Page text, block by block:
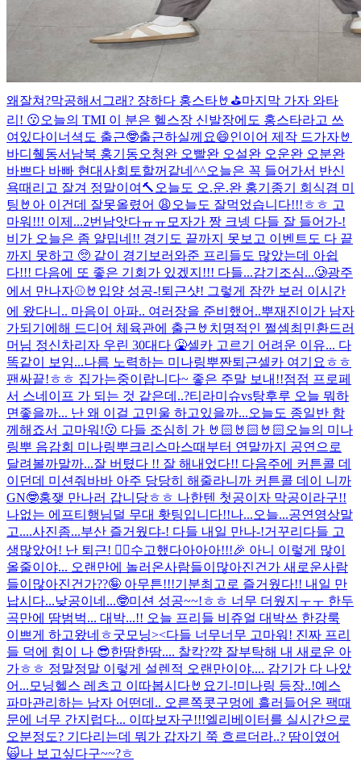
왜잘쳐?막공해서그래? 쟝하다 홍스타🤘⛳️마지막 가자 와타
리! 😗오늘의 TMI 이 분은 헬스장 신발장에도 홍스타라고 쓰
여있다이너셕도 출근🤓출근하실께요😄인이어 제작 드가자🤘
바디췤동서남북 홍기동오청완 오빨완 오설완 오운완 오분완
바쁘다 바빠 현대사회 토할꺼같네^^오늘은 꼭 들어가서 반신
욕때리고 잘겨 정말이여 🔨오늘도 오.운.완 홍기종기 회식겸 미
팅🤘 아 이건데 잘못올렸어 😩오늘도 잘먹었습니다!!!ㅎㅎ 고
마워!!! 이제...2번남앗다ㅠㅠ 모자가 짱 크넹 다들 잘 들어가-!
비가 오늘은 좀 얄밉네!! 경기도 끝까지 못보고 이벤트도 다 끝
까지 못하고 🥺 같이 경기보러와준 프리들도 많았는데 아쉽
다!!! 다음에 또 좋은 기회가 있겠지!!! 다들...감기조심...🥲광주
에서 만나자⚾️🤘 입양 성공-!퇴근샷! 그렇게 잠깐 보러 이시간
에 왔다니.. 마음이 아파.. 여러장을 준비했어..뿌재진이가 남자
가되기에해 드디어 체육관에 출근🤘 치명적인 쩔셈최민환드러
머님 정신차리자 우린 30대다 🤮셀카 고르기 어려운 이유... 다
똑같이 보임...나름 노력하는 미나링뿌짠퇴근셀카 여기요ㅎㅎ
팬싸끝!ㅎㅎ 집가는중이랍니다~ 좋은 주말 보내!!점점 프로페
서 스네이프 가 되는 것 같은데..?티라미슈vs탕후루 오늘 뭐하
면좋을까... 난 왜 이걸 고민울 하고있을까...오늘도 종일반 함
께해죠서 고마워!😗 다들 조심히 가 🤘🏻🤘🏻🤘🏻 오늘의 미나
링뿌 음감회 미나링뿌크리스마스때부터 연말까지 공연으로
달려볼까말까...잘 버텼다 !! 잘 해내었다!! 다음주에 커튼콜 데
이던데 미션줘바바 아주 당당히 해줄라니까 커튼콜 데이 니까
GN🤓홍쟂 만나러 갑니당ㅎㅎ 나한텐 첫공이자 막공이라구!!
나없는 에프티행님덜 무대 홧팅입니다!!나...오늘...공연영상말
고....사진좀...부산 즐거웠댜-! 다들 내일 만나-!거꾸리 다들 고
생많았어! 난 퇴근! ✌🏻수고했다아아아!!!🎉 아니 이렇게 많이
올줄이야... 오랜만에 놀러온사람들이많아진건가 새로운사람
들이많아진건가??🤪 아무튼!!!기분최고로 즐거웠다!! 내일 만
납시다...낮공이네...🤓미션 성공~~!ㅎㅎ 너무 더웠지ㅜㅜ 한두
곡만에 땀범벅... 대박...!! 오늘 프리들 비쥬얼 대박쓰 한강룩
이쁘게 하고왔네ㅎ굿모닝><다들 너무너무 고마워! 진짜 프리
들 덕에 힘이 나 😎한땀한땀.... 찰칵?꺅 잘부탁해 내 새로운 아
가ㅎㅎ 정말정말 이렇게 설렌적 오랜만이야.... 감기가 다 나았
어... 모닝헬스 레츠고 이따봅시다🤘 요기-!미나링 등장..!예스
파마관리하는 남자 어떤데.. 오른쪽콧구멍에 흘러들어온 팩때
문에 너무 간지럽다... 이따보자구!!!엘리베이터를 실시간으로
오분정도? 기다리는데 뭐가 갑자기 쭉 흐르더라..? 땀이였어
🙀나 보고싶다구~~?ㅎ